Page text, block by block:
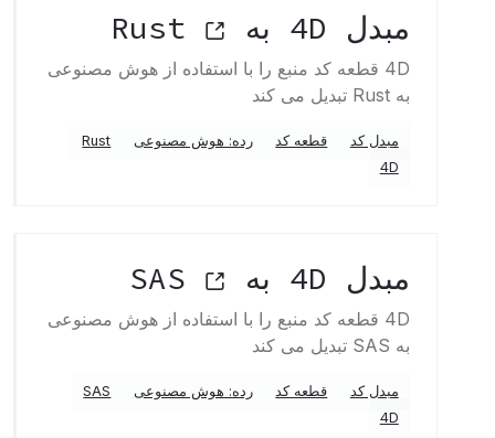
مبدل 4D به Rust
4D قطعه کد منبع را با استفاده از هوش مصنوعی
به Rust تبدیل می کند
مبدل کد قطعه کد رده: هوش مصنوعی
Rust
4D
مبدل 4D به SAS
4D قطعه کد منبع را با استفاده از هوش مصنوعی
به SAS تبدیل می کند
مبدل کد قطعه کد رده: هوش مصنوعی
SAS
4D